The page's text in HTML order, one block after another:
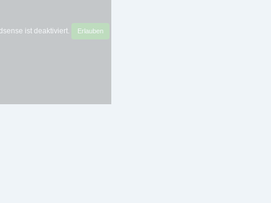
ist deaktiviert. Erlauben